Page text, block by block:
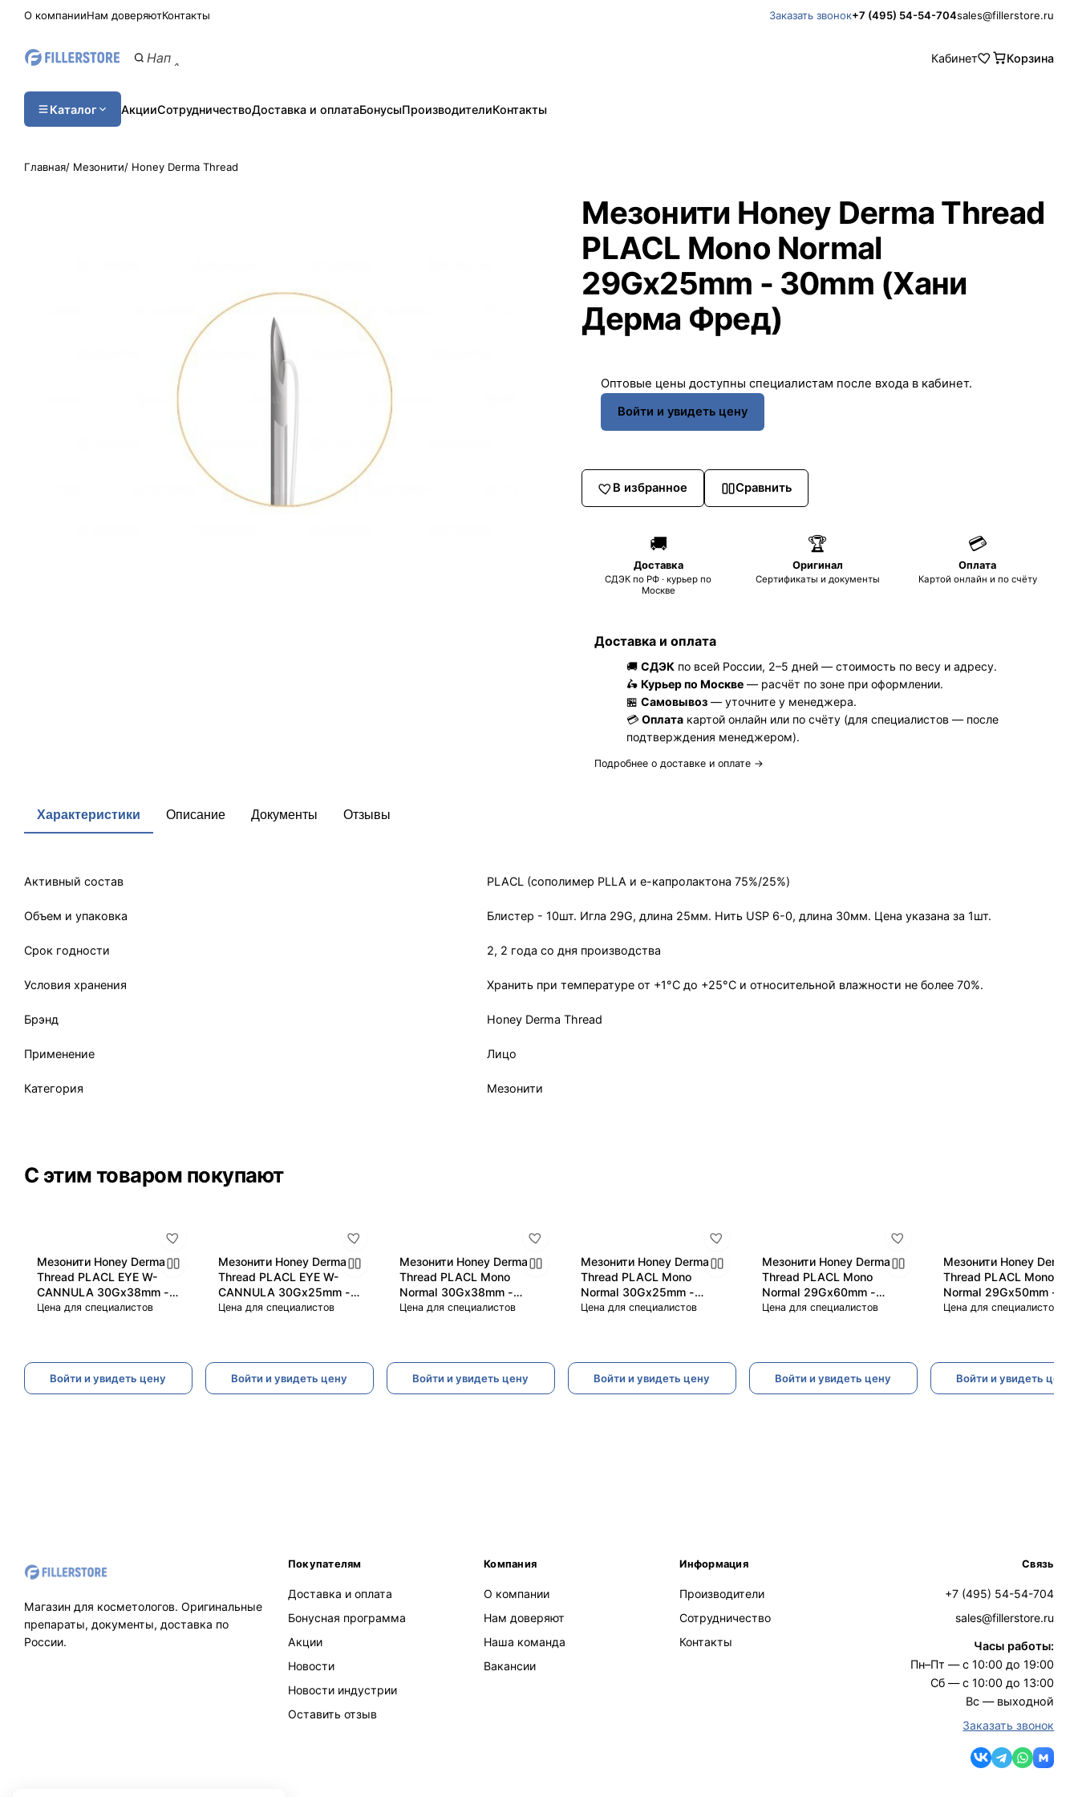
О компанииНам доверяютКонтакты Заказать звонок+7 (495) 54-54-704sales@fillerstore.ru
Кабинет Корзина
Каталог АкцииСотрудничествоДоставка и оплатаБонусыПроизводителиКонтакты
Главная/ Мезонити/ Honey Derma Thread
Мезонити Honey Derma Thread
PLACL Mono Normal
29Gx25mm - 30mm (Хани
Дерма Фред)
Оптовые цены доступны специалистам после входа в кабинет.
Войти и увидеть цену
В избранное Сравнить
🚚
Доставка
СДЭК по РФ · курьер по
Москве
🏆
Оригинал
Сертификаты и документы
💳
Оплата
Картой онлайн и по счёту
Доставка и оплата
🚚СДЭК по всей России, 2–5 дней — стоимость по весу и адресу.
🛵Курьер по Москве — расчёт по зоне при оформлении.
🏪Самовывоз — уточните у менеджера.
💳Оплата картой онлайн или по счёту (для специалистов — после
подтверждения менеджером).
Подробнее о доставке и оплате →
Характеристики Описание Документы Отзывы
Активный состав PLACL (сополимер PLLA и е-капролактона 75%/25%)
Объем и упаковка Блистер - 10шт. Игла 29G, длина 25мм. Нить USP 6-0, длина 30мм. Цена указана за 1шт.
Срок годности 2, 2 года со дня производства
Условия хранения Хранить при температуре от +1°С до +25°С и относительной влажности не более 70%.
Брэнд Honey Derma Thread
Применение Лицо
Категория Мезонити
С этим товаром покупают
Мезонити Honey Derma
Thread PLACL EYE W-
CANNULA 30Gx38mm -
60mm (Хани Дерма
Цена для специалистов
Войти и увидеть цену
Мезонити Honey Derma
Thread PLACL EYE W-
CANNULA 30Gx25mm -
30mm (Хани Дерма
Цена для специалистов
Войти и увидеть цену
Мезонити Honey Derma
Thread PLACL Mono
Normal 30Gx38mm -
60mm (Хани Дерма
Цена для специалистов
Войти и увидеть цену
Мезонити Honey Derma
Thread PLACL Mono
Normal 30Gx25mm -
30mm (Хани Дерма
Цена для специалистов
Войти и увидеть цену
Мезонити Honey Derma
Thread PLACL Mono
Normal 29Gx60mm -
100mm (Хани Дерма
Цена для специалистов
Войти и увидеть цену
Мезонити Honey Derma
Thread PLACL Mono
Normal 29Gx50mm -
80mm (Хани Дерма
Цена для специалистов
Войти и увидеть цену
Магазин для косметологов. Оригинальные
препараты, документы, доставка по
России.
Покупателям
Доставка и оплата
Бонусная программа
Акции
Новости
Новости индустрии
Оставить отзыв
Компания
О компании
Нам доверяют
Наша команда
Вакансии
Информация
Производители
Сотрудничество
Контакты
Связь
+7 (495) 54-54-704
sales@fillerstore.ru
Часы работы:
Пн–Пт — с 10:00 до 19:00
Сб — с 10:00 до 13:00
Вс — выходной
Заказать звонок